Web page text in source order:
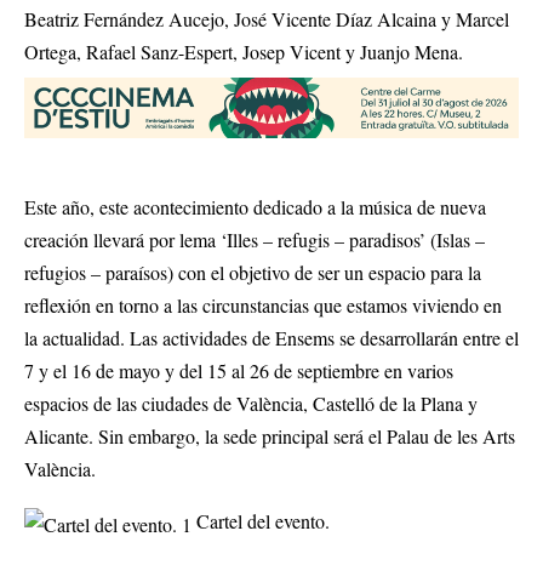
Beatriz Fernández Aucejo, José Vicente Díaz Alcaina y Marcel
Ortega, Rafael Sanz-Espert, Josep Vicent y Juanjo Mena.
Este año, este acontecimiento dedicado a la música de nueva
creación llevará por lema ‘Illes – refugis – paradisos’ (Islas –
refugios – paraísos) con el objetivo de ser un espacio para la
reflexión en torno a las circunstancias que estamos viviendo en
la actualidad. Las actividades de Ensems se desarrollarán entre el
7 y el 16 de mayo y del 15 al 26 de septiembre en varios
espacios de las ciudades de València, Castelló de la Plana y
Alicante. Sin embargo, la sede principal será el Palau de les Arts
València.
Cartel del evento.